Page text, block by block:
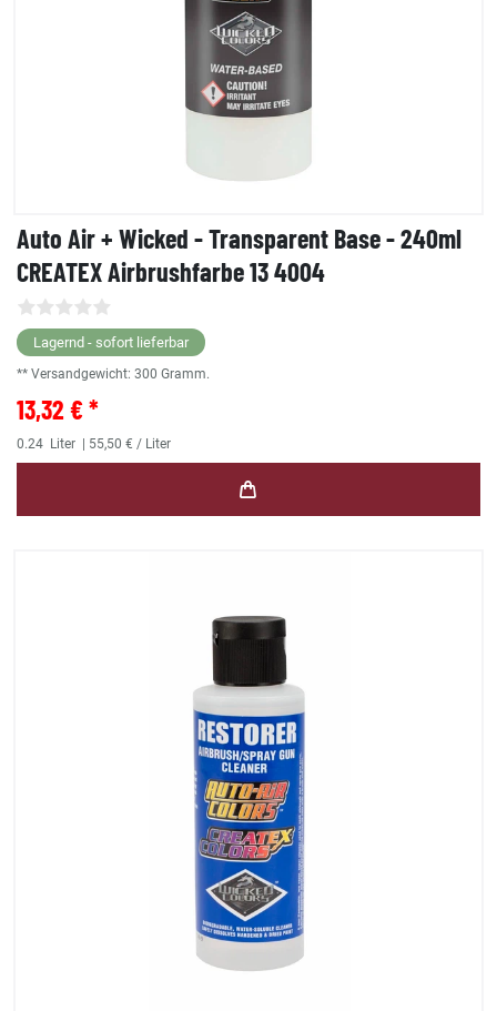
Auto Air + Wicked - Transparent Base - 240ml
CREATEX Airbrushfarbe 13 4004
Lagernd - sofort lieferbar
** Versandgewicht: 300 Gramm.
13,32 € *
0.24 Liter | 55,50 € / Liter